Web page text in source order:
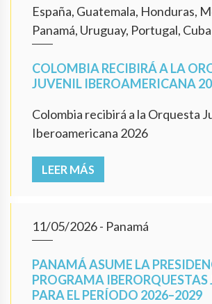
España, Guatemala, Honduras,
Panamá, Uruguay, Portugal, Cuba
COLOMBIA RECIBIRÁ A LA
JUVENIL IBEROAMERICANA
Colombia recibirá a la Orquesta
Iberoamericana 2026
LEER MÁS
11/05/2026- Panamá
PANAMÁ ASUME LA
PROGRAMA IBERORQUESTAS
PARA EL PERÍODO 2026–2029